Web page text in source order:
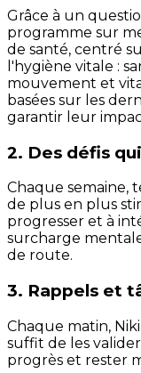
Grâce à un
programme sur
de santé, centré
l'hygiène vitale :
mouvement et
basées sur les
garantir leur
2. Des défis
Chaque semaine,
de plus en plus
progresser et à
surcharge
de route.
3. Rappels et
Chaque matin,
suffit de les
progrès et rester